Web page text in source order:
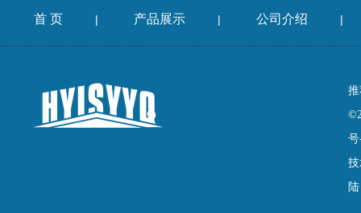
首 页 | 产品展示 | 公司介绍 |
号
陆